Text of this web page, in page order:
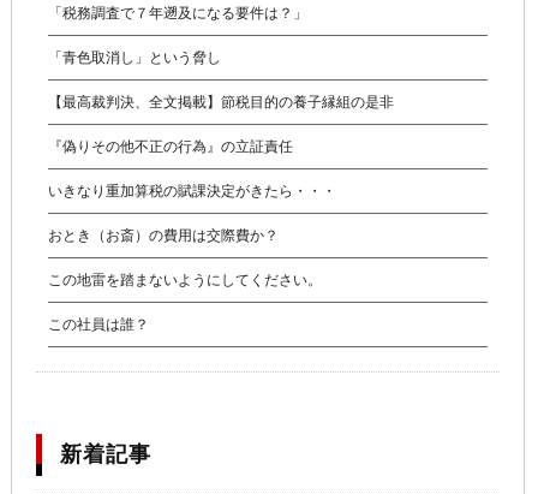
「税務調査で７年遡及になる要件は？」
「青色取消し」という脅し
【最高裁判決、全文掲載】節税目的の養子縁組の是非
『偽りその他不正の行為』の立証責任
いきなり重加算税の賦課決定がきたら・・・
おとき（お斎）の費用は交際費か？
この地雷を踏まないようにしてください。
この社員は誰？
新着記事